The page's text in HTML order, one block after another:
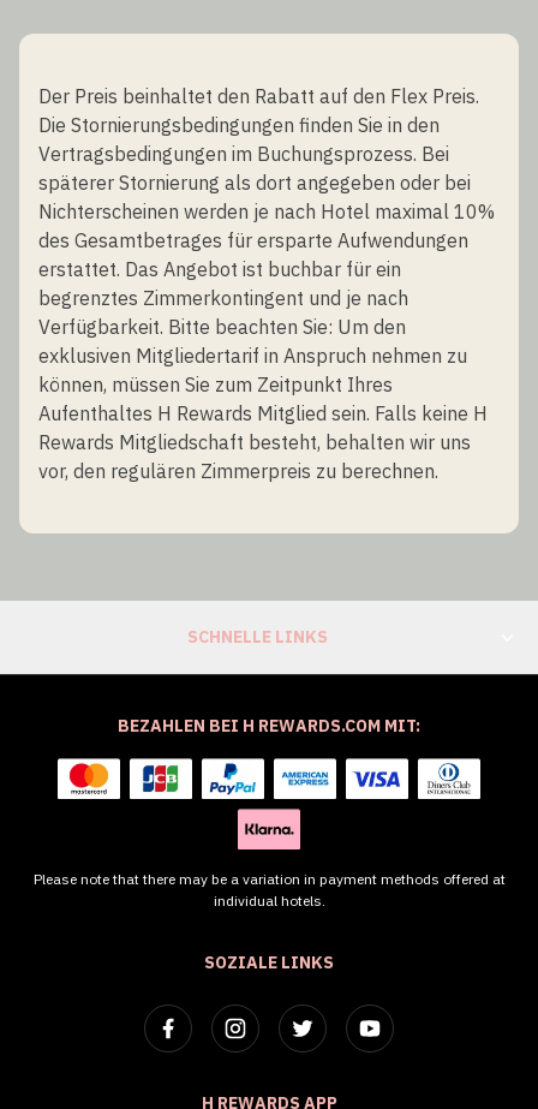
Der Preis beinhaltet den Rabatt auf den Flex Preis.
Die Stornierungsbedingungen finden Sie in den
Vertragsbedingungen im Buchungsprozess. Bei
späterer Stornierung als dort angegeben oder bei
Nichterscheinen werden je nach Hotel maximal 10%
des Gesamtbetrages für ersparte Aufwendungen
erstattet. Das Angebot ist buchbar für ein
begrenztes Zimmerkontingent und je nach
Verfügbarkeit. Bitte beachten Sie: Um den
exklusiven Mitgliedertarif in Anspruch nehmen zu
können, müssen Sie zum Zeitpunkt Ihres
Aufenthaltes H Rewards Mitglied sein. Falls keine H
Rewards Mitgliedschaft besteht, behalten wir uns
vor, den regulären Zimmerpreis zu berechnen.
SCHNELLE LINKS
SOZIALE LINKS
H REWARDS APP
BEZAHLEN BEI H REWARDS.COM MIT:
Please note that there may be a variation in payment methods offered at
individual hotels.